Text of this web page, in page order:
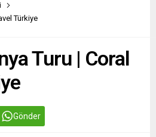
Türkiye
Turu | Coral
Gönder